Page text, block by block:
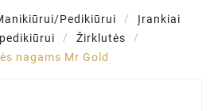
Pedikiūrui
Įrankiai
Žirklutės
nagams Mr Gold